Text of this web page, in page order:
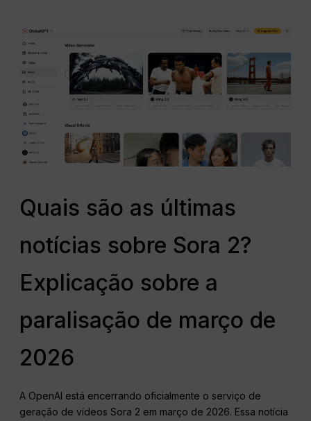
Quais são as últimas
notícias sobre Sora 2?
Explicação sobre a
paralisação de março de
2026
A OpenAI está encerrando oficialmente o serviço de
geração de vídeos Sora 2 em março de 2026. Essa notícia